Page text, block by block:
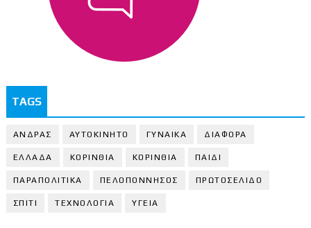
TAGS
ΑΝΔΡΑΣ ΑΥΤΟΚΙΝΗΤΟ ΓΥΝΑΙΚΑ ΔΙΑΦΟΡΑ
ΕΛΛΑΔΑ ΚΟΡΙΝΘΙΑ ΚΟΡΙΝΘΙA ΠΑΙΔΙ
ΠΑΡΑΠΟΛΙΤΙΚΑ ΠΕΛΟΠΟΝΝΗΣΟΣ ΠΡΩΤΟΣΕΛΙΔΟ
ΣΠΙΤΙ ΤΕΧΝΟΛΟΓΙΑ ΥΓΕΙΑ